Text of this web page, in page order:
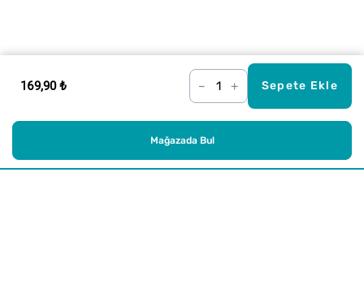
169,90 ₺ – + Sepete Ekle
Mağazada Bul